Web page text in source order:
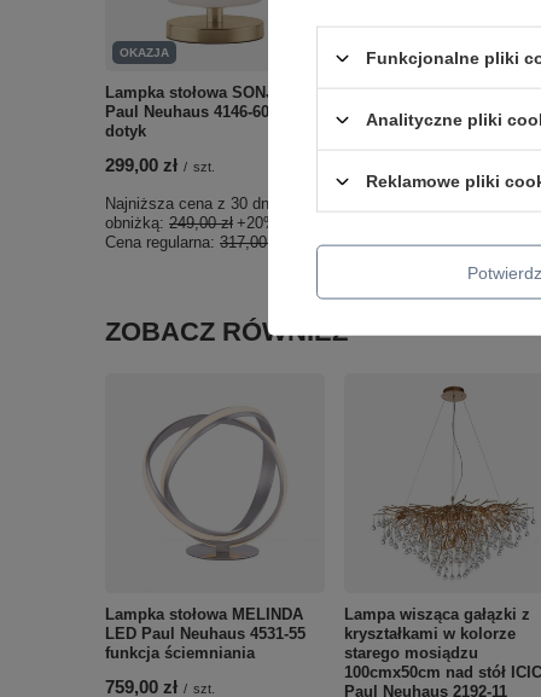
OKAZJA
Lampka stołowa SONJA LED
Paul Neuhaus 4146-60 na
dotyk
299,00 zł / szt.
Najniższa cena z 30 dni przed
obniżką: 249,00 zł +20%
Cena regularna: 317,00 zł
ZOBACZ RÓWNIEŻ
Lampka stołowa MELINDA
LED Paul Neuhaus 4531-55
funkcja ściemniania
759,00 zł / szt.
Lampa wisząca gałązki z
kryształkami w kolorze
starego mosiądzu
100cmx50cm nad stół
Paul Neuhaus 2192-11
Funkcjonalne pliki
Analityczne pliki
Reklamowe pliki